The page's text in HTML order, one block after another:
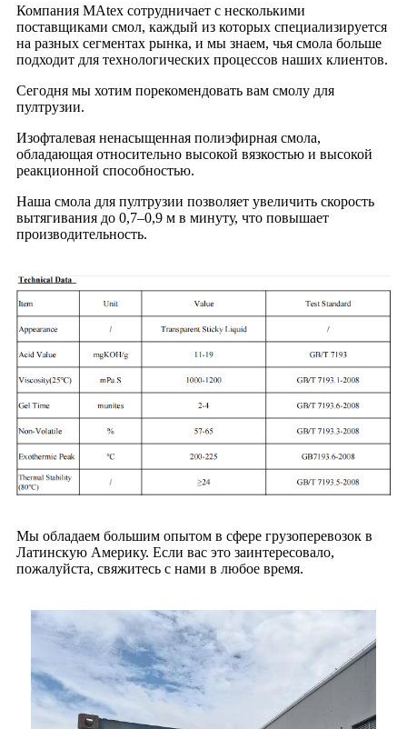
Компания MAtex сотрудничает с несколькими
поставщиками смол, каждый из которых специализируется
на разных сегментах рынка, и мы знаем, чья смола больше
подходит для технологических процессов наших клиентов.
Сегодня мы хотим порекомендовать вам смолу для
пултрузии.
Изофталевая ненасыщенная полиэфирная смола,
обладающая относительно высокой вязкостью и высокой
реакционной способностью.
Наша смола для пултрузии позволяет увеличить скорость
вытягивания до 0,7–0,9 м в минуту, что повышает
производительность.
Мы обладаем большим опытом в сфере грузоперевозок в
Латинскую Америку. Если вас это заинтересовало,
пожалуйста, свяжитесь с нами в любое время.